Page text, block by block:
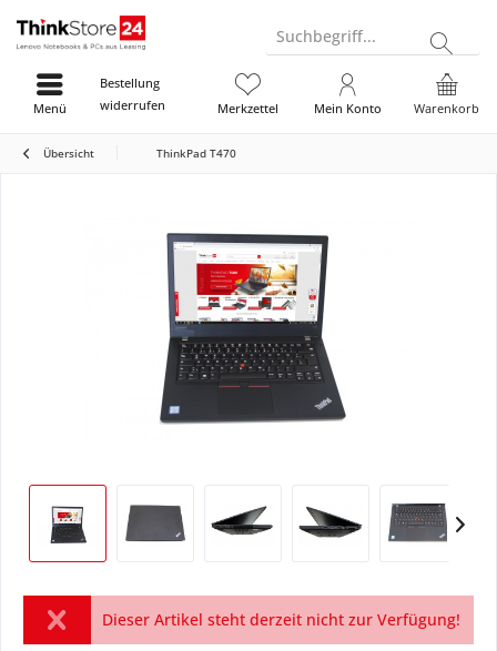
Suchbegriff...
Bestellung
widerrufen
Warenkorb
Merkzettel Mein Konto
Menü
Übersicht ThinkPad T470
Dieser Artikel steht derzeit nicht zur Verfügung!